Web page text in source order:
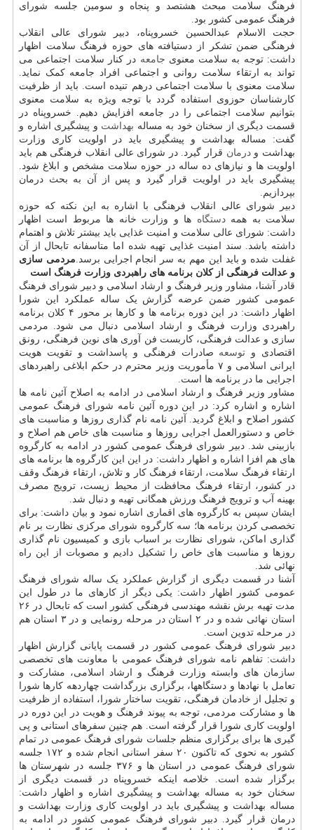
فرهنگ سلامت مبحث هشتصد و پنجاه و سومین جلسه شورای
فرهنگ عمومی کشور بود.
حجت الاسلام عبدالحسین خسروپناه، دبیر شورای عالی انقلاب
فرهنگی ضمن تشکر از دستیافته های حوزه فرهنگ سلامت اظهار
داشت: توجه به سلامت معنوی جامعه در کنار سلامت اجتماعی می
تواند به ارتقاء سلامت روانی و اجتماعی افراد جامعه کمک نماید.
سلامت معنوی با سلامت اجتماعی درهم تنیده است. باید از ظرفیت
کارشناسان حوزوی استفاده گردد با توجه ویژه به سلامت معنوی
بتوانیم سلامت اجتماعی را در جامعه افزایش دهیم. خسروپناه در
قسمت دیگری از سخنان خود به مساله بهداشت و پیشگیری اشاره و
گفت: مساله بهداشت و پیشگیری باید در اولویت کاری وزارت
بهداشت ودرمان قرار گیرد. در شورای عالی انقلاب فرهنگی هم باید
اولویت ها و نیازهای ده ساله در حوزه سلامت مشخص و ابلاغ شود.
پیشگیری باید در اولویت قرار گیرد و پس از آن به بحث درمان
بپردازیم.
دبیر شورای عالی انقلاب فرهنگی با اشاره به این نکته که حوزه
سلامت به همهدستگاه ها و وزارت خانه ها مربوط است اظهار
داشت: شورای عالی سلامت و امنیت غذایی باید بیشتر تلاش و اهتمام
داشته باشد. سند امنیت غذایی تهیه شده اما متاسفانه تابحال از آن
غفلت شده و باید این مهم به سر انجام اجرایی برسد.مردمی سازی
و عدالت فرهنگی از کلان برنامه های راهبردی وزارت فرهنگ است
قادر آشنا، مشاور وزیر فرهنگ و ارشاد اسلامی و دبیر شورای فرهنگ
عمومی کشور ضمن عرضه گزارش یک ساله عملکرد این شورا
اظهار داشت: در این دوره برنامه ها و کارها بر محور ۴ کلان برنامه
راهبردی وزارت فرهنگ و ارشاد اسلامی دنبال می شود. مردمی
سازی و عدالت فرهنگی، کاربست فن آوری های نوین فرهنگی، رونق
اقتصادی و توسعه صادرات فرهنگی و پاسداشت و تقویت هویت
ایرانی اسلامی و ۷ مأموریت وزیر محترم در حکم ابلاغی راهبردهای
اجرایی ما در برنامه ها است.
مشاور وزیر فرهنگ و ارشاد اسلامی در ادامه به اصلاح آئین نامه ها
اشاره و اشاره کرد: در این دوره آئین نامه شورای فرهنگ عمومی
کشور اصلاح و ابلاغ گردید. آئین نامه نام گذاری روزها و مناسبت های
خاص و دستورالعمل اجرایی روزها و مناسبت های خاص هم اصلاح و
بازبینی شد. دبیر شورای فرهنگ عمومی کشور در ادامه به کارگروه
های هم افزا اشاره و اظهار داشت: در این این کارگروه ها برنامه های
ارتقاء فرهنگ سلامت، ارتقاء فرهنگ کار و تلاش، ارتقاء فرهنگ وقف
در کشور، ارتقاء فرهنگ محافظت از محیط زیست، ترویج مصرف
بهینه آب و ترویج فرهنگ ورزش همگانی تهیه و دنبال شد.
ایشان سپس به کارگروه های اقماری اشاره نمود و بیان داشت: برای
تخصصی کردن برنامه ها؛ سه کارگروه شورای مرکزی نظارت بر نام
گذاری اماکن، شورای نظارت بر اسباب بازی و کمیسیون نام گذاری
روزها و مناسبت های خاص را تشکیل دادیم و مصوبات از این راه
نهائی شد.
آشنا در قسمت دیگری از گزارش عملکرد یک ساله شورای فرهنگ
عمومی کشور اظهار داشت: یکی دیگر از کارهای ما در طول این
مدت تهیه برش نقشه مهندسی فرهنگی کشور است که تابحال در ۲۶
استان نهائی شده و در ۲ استان در مرحله رونمایی و در ۳ استان هم
در مرحله تدوین است.
دبیر شورای فرهنگ عمومی کشور در قسمت پایانی گزارش اظهار
داشت: تفاهم نامه شورای فرهنگ عمومی با معاونت های تخصصی
سازمان های وابسته وزارت فرهنگ و ارشاد اسلامی، مشارکت و
تعامل با نهادها و دستگاهها، برگزاری بزرگداشت چهاردهه کارها شورا
و تجلیل از خادمان فرهنگی، تقویت ساختار شورا، استفاده از ظرفیت
ها و مشارکت مردمی، توجه به پیوند فرهنگ و هویت در این دوره در
اولویت کاری شورا قرار گرفته است. هم چنین سفرهای استانی و پی
گیری ها برای برگزاری منظم جلسات شورای فرهنگ عمومی در تمام
کشور به نحوی که تاکنون ۲۰ سفر استانی انجام شده و ۱۷۲ جلسه
شورای فرهنگ عمومی در استان ها و ۳۷۶ جلسه در شهرستان ها
برگزار شده است. خلاصه اینکه خسروپناه در قسمت دیگری از
سخنان خود به مساله بهداشت و پیشگیری اشاره و اظهار داشت:
مساله بهداشت و پیشگیری باید در اولویت کاری وزارت بهداشت و
درمان قرار گیرد. دبیر شورای فرهنگ عمومی کشور در ادامه به